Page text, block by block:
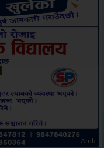
ksbus